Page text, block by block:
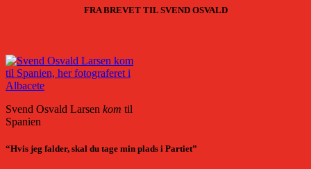
FRA BREVET TIL SVEND OSVALD
Svend Osvald Larsen kom til
Spanien
“Hvis jeg falder, skal du tage min plads i Partiet”